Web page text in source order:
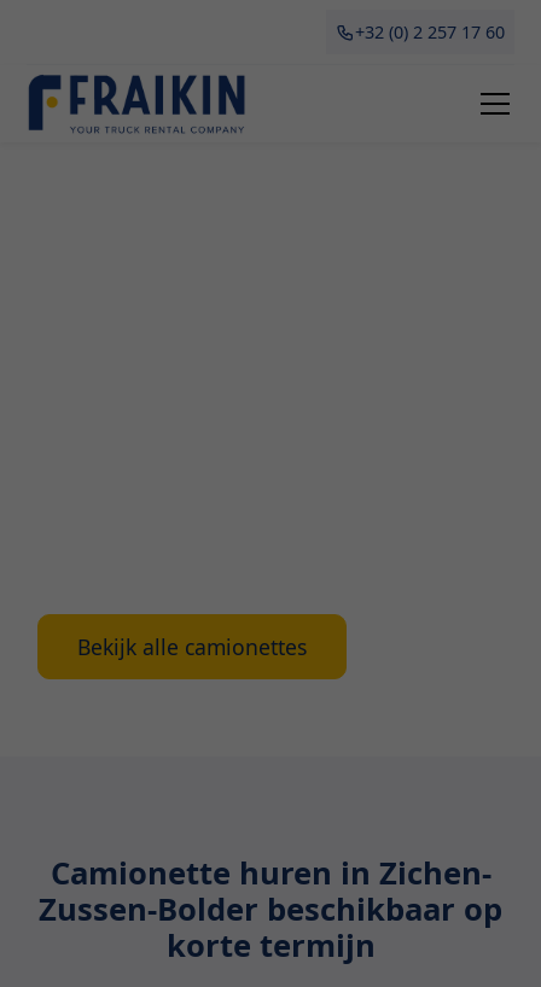
+32 (0) 2 257 17 60
Bekijk alle camionettes
Camionette huren in Zichen-
Zussen-Bolder beschikbaar op
korte termijn